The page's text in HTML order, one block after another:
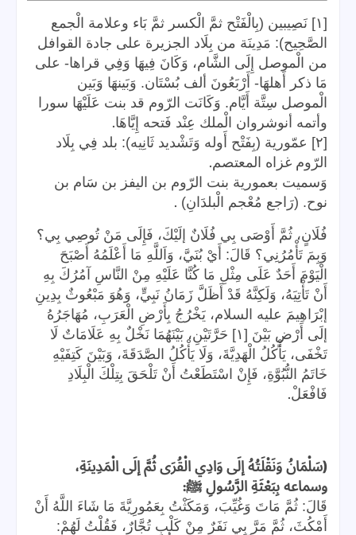
[١] نَصِيبين (بِالْفَتْح ثمَّ الْكسر ثمَّ بَاء وعلامة الْجمع
الصَّحِيح): مَدِينَة من بِلَاد الجزيرة على جادة القوافل
من الْموصل إِلَى الشَّام، وَكَانَ فِيهَا وَفِي قراها- على
مَا ذكر أَهلهَا- أَرْبَعُونَ ألف بُسْتَان. وَبَينهَا وَبَين
الْموصل سِتَّة أَيَّام. وَكَانَت الرّوم قد بنت عَلَيْهَا سورا
وأتمه أنوشروان الْملك عِنْد فَتحه إِيَّاهَا.
[٢] عمّورية (بِفَتْح أَوله وَتَشْديد ثَانِيه): بلد فِي بِلَاد
الرّوم غزاه المعتصم.
وَسميت بعمورية بنت الرّوم بن اليفز بن سَام بن
نوح. (رَاجع مُعْجم الْبلدَانِ) .
فُلَانٍ، ثُمَّ أَوْصَى بِي فُلَانٌ إلَيْكَ، فَإِلَى مَنْ تُوصِي بِي؟
وَبِمَ تَأْمُرُنِي؟ قَالَ: أَيْ بُنَيَّ، وَاَللَّهِ مَا أَعْلَمُهُ أَصْبَحَ
الْيَوْمَ أَحَدٌ عَلَى مِثْلِ مَا كُنَّا عَلَيْهِ مِنْ النَّاسِ آمُرُكَ بِهِ
أَنْ تَأْتِيَهُ، وَلَكِنَّهُ قَدْ أَظَلَّ زَمَانُ نَبِيٍّ، وَهُوَ مَبْعُوثٌ بِدِينِ
إبْرَاهِيمَ عليه السلام، يَخْرُجُ بِأَرْضِ الْعَرَبِ، مُهَاجَرُهُ
إلَى أَرْضٍ بَيْنَ [١] حَرَّتَيْنِ، بَيْنَهُمَا نَخْلٌ بِهِ عَلَامَاتٌ لَا
تَخْفَى، يَأْكُلُ الْهَدِيَّةَ، وَلَا يَأْكُلُ الصَّدَقَةَ، وَبَيْنَ كَتِفَيْهِ
خَاتَمُ النُّبُوَّةِ، فَإِنْ اسْتَطَعْتُ أَنْ تَلْحَقَ بِتِلْكَ الْبِلَادِ
فَافْعَلْ.
(سَلْمَانُ وَنَقْلَتُهُ إلَى وَادِي الْقُرَى ثُمَّ إلَى الْمَدِينَةِ،
وسماعه بِبَعْثَةِ الرَّسُولِ ﷺ:
قَالَ: ثُمَّ مَاتَ وَغُيِّبَ، وَمَكَثْتُ بِعَمُورِيَّةَ مَا شَاءَ اللَّهُ أَنْ
أَمْكُثَ، ثُمَّ مَرَّ بِي نَفَرٌ مِنْ كَلْبٍ تُجَّارٌ، فَقُلْتُ لَهُمْ: